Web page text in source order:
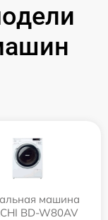
машина
BD-W80AV